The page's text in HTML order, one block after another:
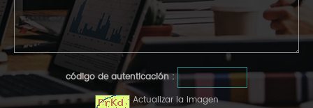
código de autenticación :
Actualizar la imagen